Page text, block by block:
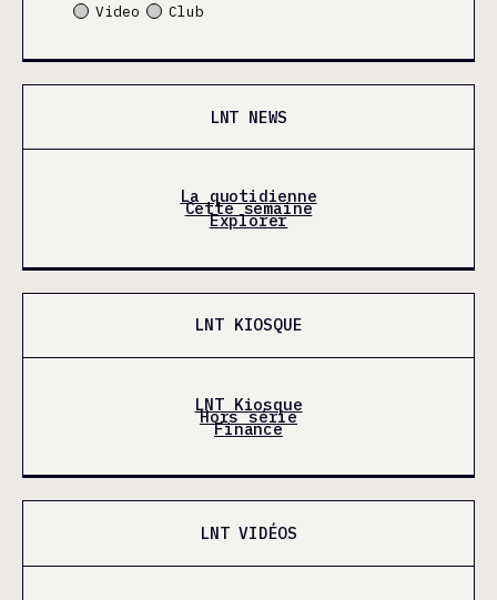
Video
Club
LNT NEWS
La quotidienne
Cette semaine
Explorer
LNT KIOSQUE
LNT Kiosque
Hors série
Finance
LNT VIDÉOS